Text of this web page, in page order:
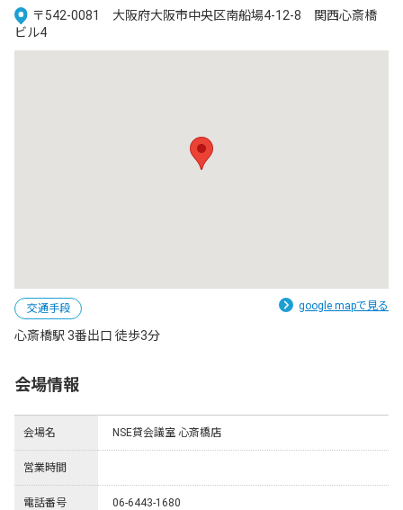
〒542-0081 大阪府大阪市中央区南船場4-12-8 関西心斎橋
ビル4
google mapで見る
交通手段
心斎橋駅 3番出口 徒歩3分
会場情報
会場名 NSE貸会議室 心斎橋店
営業時間
電話番号 06-6443-1680